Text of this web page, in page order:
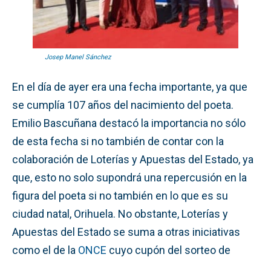
Josep Manel Sánchez
En el día de ayer era una fecha importante, ya que
se cumplía 107 años del nacimiento del poeta.
Emilio Bascuñana destacó la importancia no sólo
de esta fecha si no también de contar con la
colaboración de Loterías y Apuestas del Estado, ya
que, esto no solo supondrá una repercusión en la
figura del poeta si no también en lo que es su
ciudad natal, Orihuela. No obstante, Loterías y
Apuestas del Estado se suma a otras iniciativas
como el de la ONCE cuyo cupón del sorteo de